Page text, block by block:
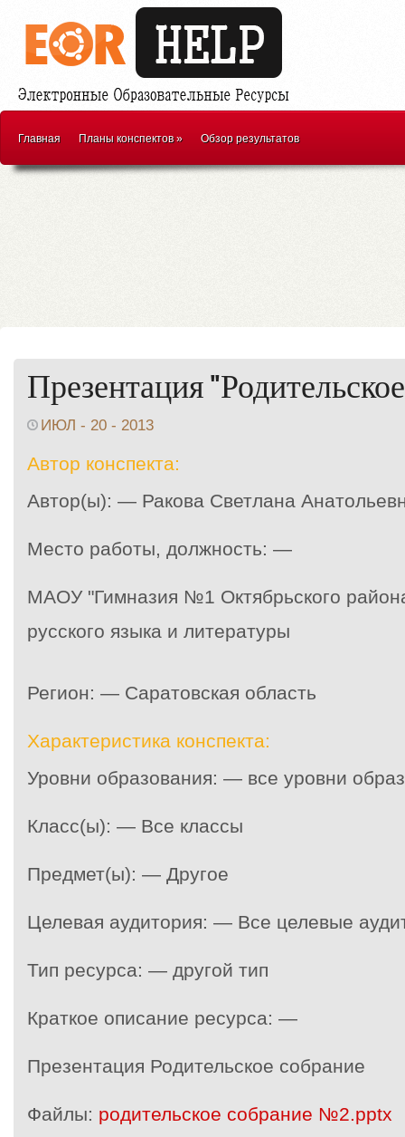
Главная Планы конспектов» Обзор результатов
Презентация
ИЮЛ - 20 - 2013
Автор конспекта:
Автор(ы): — Ракова Светлана
Место работы, должность: —
МАОУ "Гимназия №1 Октябрьского
русского языка и литературы
Регион: — Саратовская область
Характеристика конспекта:
Уровни образования: — все уровни
Класс(ы): — Все классы
Предмет(ы): — Другое
Целевая аудитория: — Все целевые
Тип ресурса: — другой тип
Краткое описание ресурса: —
Презентация Родительское собрание
Файлы: родительское собрание №2.pptx